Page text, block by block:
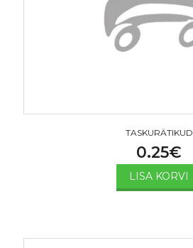
TASKURÄTIKUD
0.25€
LISA KORVI